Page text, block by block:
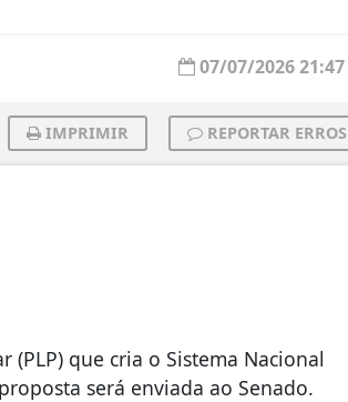
07/07/2026 21:47
IMPRIMIR REPORTAR ERROS
que cria o Sistema Nacional
será enviada ao Senado.